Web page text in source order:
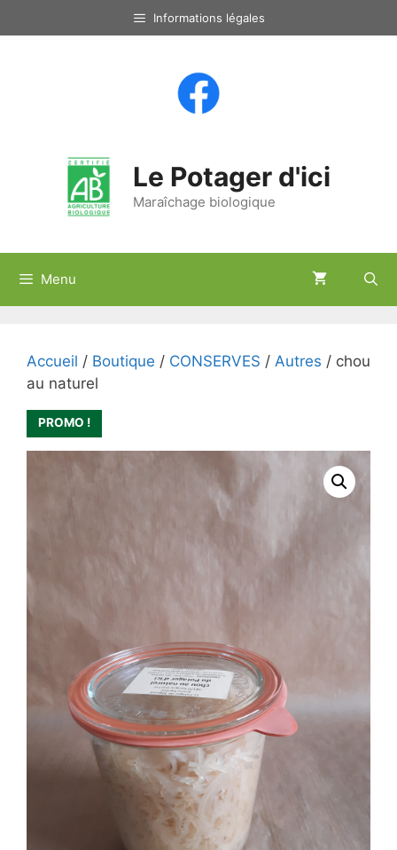
au
Informations légales
Le Potager d'ici
Maraîchage biologique
Menu
Accueil / Boutique / CONSERVES / Autres / chou
au naturel
PROMO !